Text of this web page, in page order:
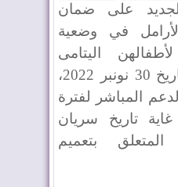
على ضمان
في وضعية
اليتامى
المستحقات، في تاريخ 30 نونبر 2022،
المباشر لفترة
غاية تاريخ سريان
بتعميم